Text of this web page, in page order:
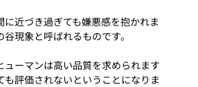
に近づき過ぎても嫌悪感を抱かれま
現象と呼ばれるものです。
ューマンは高い品質を求められます
も評価されないということになりま